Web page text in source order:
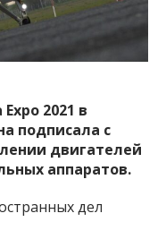
о событиях
и области.
2021 в
подписала с
двигателей
аппаратов.
дел